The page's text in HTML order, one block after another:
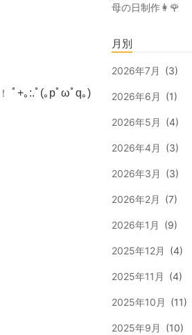
ﾟ+｡:.ﾟ (｡pﾟωﾟq｡)
母の日制作👩🌹
月別
2026年7月 (3)
2026年6月 (1)
2026年5月 (4)
2026年4月 (3)
2026年3月 (3)
2026年2月 (7)
2026年1月 (9)
2025年12月 (4)
2025年11月 (4)
2025年10月 (11)
2025年9月 (10)